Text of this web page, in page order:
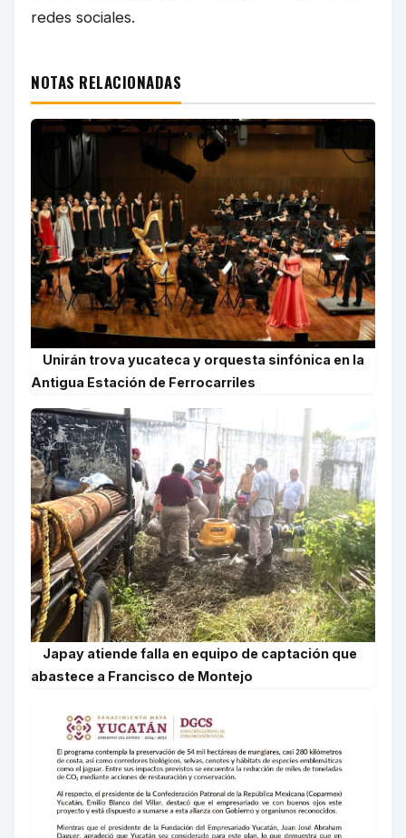
redes sociales.
NOTAS RELACIONADAS
Unirán trova yucateca y orquesta sinfónica en la
Antigua Estación de Ferrocarriles
Japay atiende falla en equipo de captación que
abastece a Francisco de Montejo